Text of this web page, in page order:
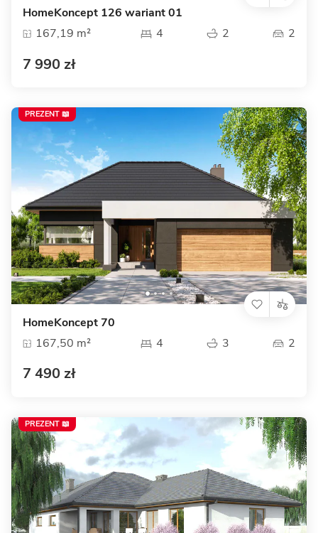
HomeKoncept 126 wariant 01
167,19 m²
4 2 2
7 990 zł
HomeKoncept 70
167,50 m²
4 3 2
7 490 zł
PREZENT 📖
PREZENT 📖